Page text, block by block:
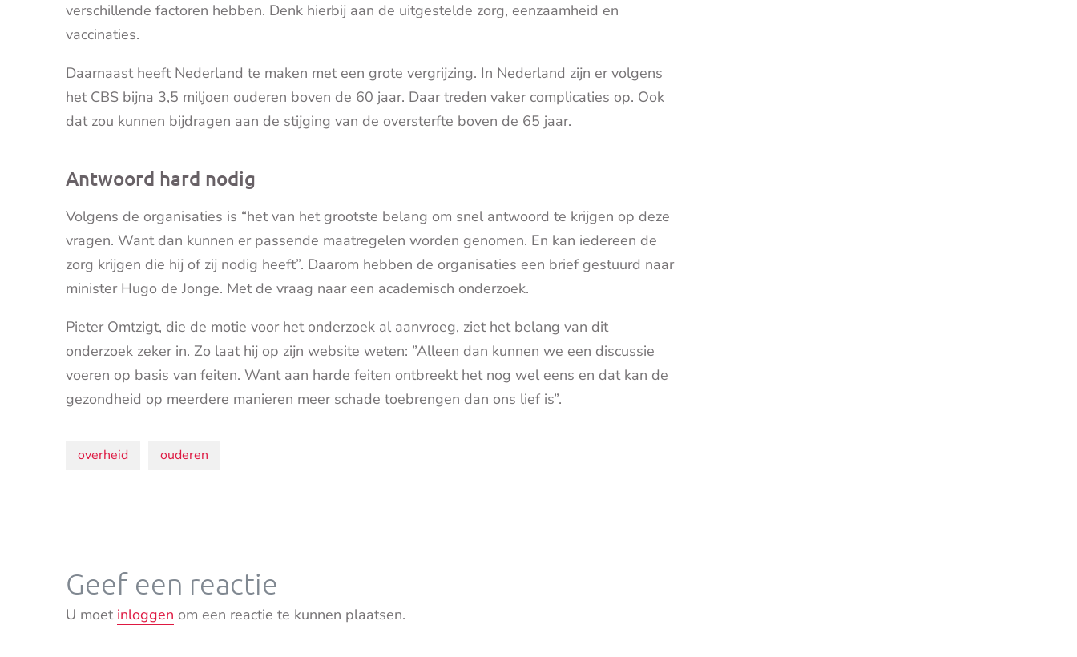
verschillende factoren hebben. Denk hierbij aan de uitgestelde zorg, eenzaamheid en
vaccinaties.
Daarnaast heeft Nederland te maken met een grote vergrijzing. In Nederland zijn er volgens
het CBS bijna 3,5 miljoen ouderen boven de 60 jaar. Daar treden vaker complicaties op. Ook
dat zou kunnen bijdragen aan de stijging van de oversterfte boven de 65 jaar.
Antwoord hard nodig
Volgens de organisaties is “het van het grootste belang om snel antwoord te krijgen op deze
vragen. Want dan kunnen er passende maatregelen worden genomen. En kan iedereen de
zorg krijgen die hij of zij nodig heeft”. Daarom hebben de organisaties een brief gestuurd naar
minister Hugo de Jonge. Met de vraag naar een academisch onderzoek.
Pieter Omtzigt, die de motie voor het onderzoek al aanvroeg, ziet het belang van dit
onderzoek zeker in. Zo laat hij op zijn website weten: ”Alleen dan kunnen we een discussie
voeren op basis van feiten. Want aan harde feiten ontbreekt het nog wel eens en dat kan de
gezondheid op meerdere manieren meer schade toebrengen dan ons lief is”.
Onderwerpen:
overheid ouderen
Geef een reactie
U moet inloggen om een reactie te kunnen plaatsen.